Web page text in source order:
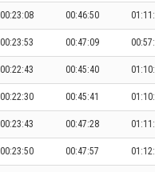
00:23:08 00:46:50
00:23:53 00:47:09
00:22:43 00:45:40
00:22:30 00:45:41
00:23:43 00:47:28
00:23:50 00:47:57